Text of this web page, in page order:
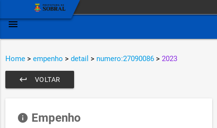
menu
Home > empenho > detail > numero:27090086 > 2023
VOLTAR
keyboard_return
info Empenho